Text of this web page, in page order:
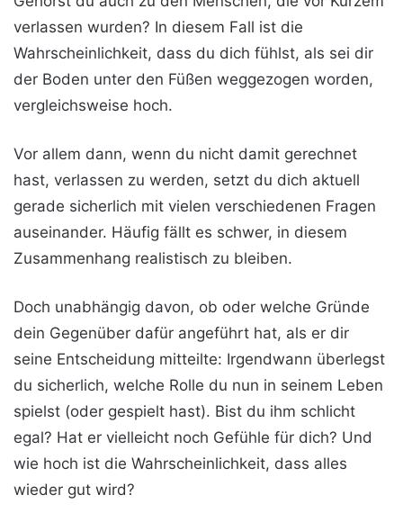
verlassen wurden? In diesem Fall ist die
Wahrscheinlichkeit, dass du dich fühlst, als sei dir
der Boden unter den Füßen weggezogen worden,
vergleichsweise hoch.
Vor allem dann, wenn du nicht damit gerechnet
hast, verlassen zu werden, setzt du dich aktuell
gerade sicherlich mit vielen verschiedenen Fragen
auseinander. Häufig fällt es schwer, in diesem
Zusammenhang realistisch zu bleiben.
Doch unabhängig davon, ob oder welche Gründe
dein Gegenüber dafür angeführt hat, als er dir
seine Entscheidung mitteilte: Irgendwann überlegst
du sicherlich, welche Rolle du nun in seinem Leben
spielst (oder gespielt hast). Bist du ihm schlicht
egal? Hat er vielleicht noch Gefühle für dich? Und
wie hoch ist die Wahrscheinlichkeit, dass alles
wieder gut wird?